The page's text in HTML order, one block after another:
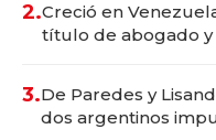
2.Creció en
título de abogado
3.De Paredes y
dos argentinos